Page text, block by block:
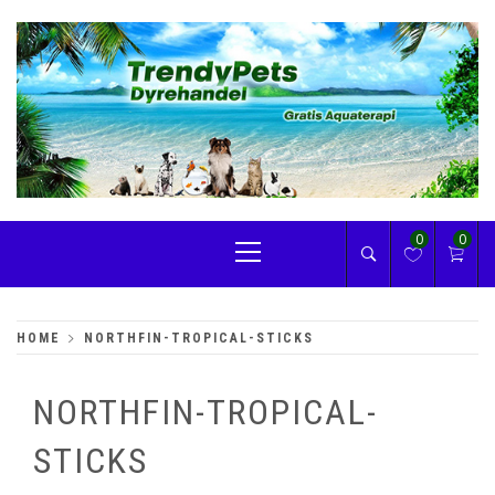
content
TRENDYPETS
Menu
0 0
HOME NORTHFIN-TROPICAL-STICKS
NORTHFIN-TROPICAL-
STICKS